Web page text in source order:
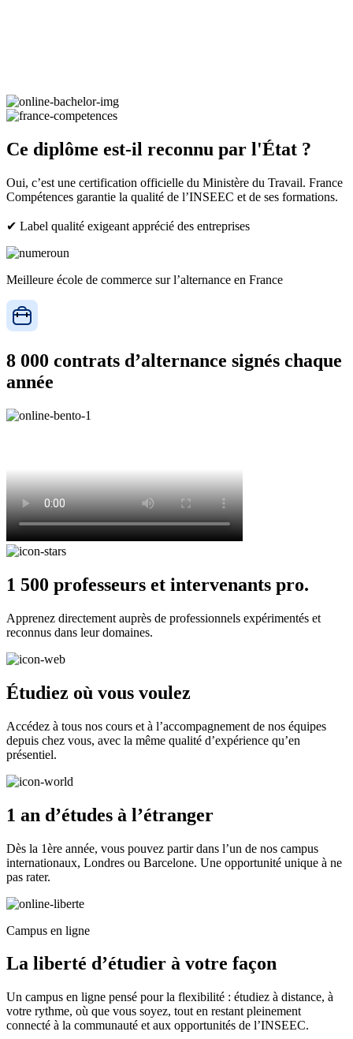
Ce diplôme est-il reconnu par l'État ?
Oui, c’est une certification officielle du Ministère du Travail. France
Compétences garantie la qualité de l’INSEEC et de ses formations.
✔ Label qualité exigeant apprécié des entreprises
Meilleure école de commerce sur l’alternance en France
8 000 contrats d’alternance signés chaque
année
1 500 professeurs et intervenants pro.
Apprenez directement auprès de professionnels expérimentés et
reconnus dans leur domaines.
Étudiez où vous voulez
Accédez à tous nos cours et à l’accompagnement de nos équipes
depuis chez vous, avec la même qualité d’expérience qu’en
présentiel.
1 an d’études à l’étranger
Dès la 1ère année, vous pouvez partir dans l’un de nos campus
internationaux, Londres ou Barcelone. Une opportunité unique à ne
pas rater.
Campus en ligne
La liberté d’étudier à votre façon
Un campus en ligne pensé pour la flexibilité : étudiez à distance, à
votre rythme, où que vous soyez, tout en restant pleinement
connecté à la communauté et aux opportunités de l’INSEEC.